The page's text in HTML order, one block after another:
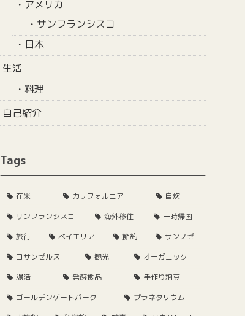
アメリカ
サンフランシスコ
日本
生活
料理
自己紹介
Tags
在米 カリフォルニア
自炊
サンフランシスコ
海外移住
一時帰国
旅行
ベイエリア 節約
サンノゼ
ロサンゼルス
観光
オーガニック
腸活
発酵食品
手作り納豆
ゴールデンゲートパーク
プラネタリウム